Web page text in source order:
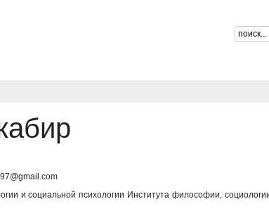
и социальной психологии Института философии,